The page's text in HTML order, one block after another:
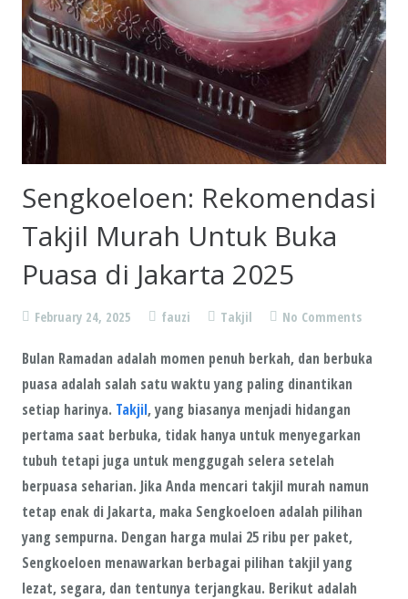
Sengkoeloen: Rekomendasi
Takjil Murah Untuk Buka
Puasa di Jakarta 2025
February 24, 2025 fauzi Takjil No Comments
Bulan Ramadan adalah momen penuh berkah, dan berbuka
puasa adalah salah satu waktu yang paling dinantikan
setiap harinya. Takjil, yang biasanya menjadi hidangan
pertama saat berbuka, tidak hanya untuk menyegarkan
tubuh tetapi juga untuk menggugah selera setelah
berpuasa seharian. Jika Anda mencari takjil murah namun
tetap enak di Jakarta, maka Sengkoeloen adalah pilihan
yang sempurna. Dengan harga mulai 25 ribu per paket,
Sengkoeloen menawarkan berbagai pilihan takjil yang
lezat, segara, dan tentunya terjangkau. Berikut adalah